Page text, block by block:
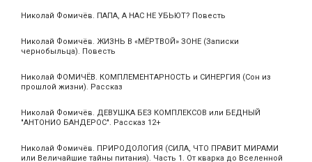
Николай Фомичёв. ПАПА, А НАС НЕ УБЬЮТ? Повесть
Николай Фомичёв. ЖИЗНЬ В «МЁРТВОЙ» ЗОНЕ (Записки
чернобыльца). Повесть
Николай ФОМИЧЁВ. КОМПЛЕМЕНТАРНОСТЬ и СИНЕРГИЯ (Сон из
прошлой жизни). Рассказ
Николай Фомичёв. ДЕВУШКА БЕЗ КОМПЛЕКСОВ или БЕДНЫЙ
"АНТОНИО БАНДЕРОС". Рассказ 12+
Николай Фомичёв. ПРИРОДОЛОГИЯ (СИЛА, ЧТО ПРАВИТ МИРАМИ
или Величайшие тайны питания). Часть 1. От кварка до Вселенной